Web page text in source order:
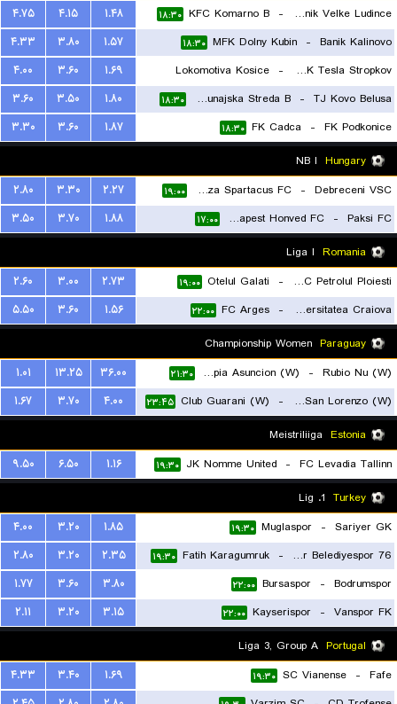
TJ Druzstevnik Velke Ludince
-
KFC Komarno B ۱۸:۳۰ ۱.۴۸ ۴.۱۵
۴.۷۵
Banik Kalinovo
-
MFK Dolny Kubin ۱۸:۳۰ ۱.۵۷ ۳.۸۰
۴.۳۳
MSK Tesla Stropkov
-
Lokomotiva Kosice
۱۸:۳۰
۱.۶۹ ۳.۶۰
۴.۰۰
TJ Kovo Belusa
-
FK Dac 1904 Dunajska Streda B ۱۸:۳۰ ۱.۸۰ ۳.۵۰
۳.۶۰
FK Podkonice
-
FK Cadca ۱۸:۳۰ ۱.۸۷ ۳.۶۰
۳.۳۰
Hungary
Debreceni VSC
-
Nyiregyhaza Spartacus FC ۱۹:۰۰ ۲.۲۷ ۳.۳۰
۲.۸۰
Paksi FC
-
Budapest Honved FC ۱۷:۰۰ ۱.۸۸ ۳.۷۰
۳.۵۰
Romania
SC FC Petrolul Ploiesti
-
Otelul Galati ۱۹:۰۰ ۲.۷۳ ۳.۰۰
۲.۶۰
Universitatea Craiova
-
FC Arges ۲۲:۰۰ ۱.۵۶ ۳.۶۰
۵.۵۰
Paraguay
Rubio Nu (W)
-
Olimpia Asuncion (W) ۲۱:۳۰ ۳۶.۰۰ ۱۳.۲۵
۱.۰۱
Sportivo San Lorenzo (W)
-
Club Guarani (W) ۲۳:۴۵ ۴.۰۰ ۳.۷۰
۱.۶۷
Estonia
FC Levadia Tallinn
-
JK Nomme United ۱۹:۳۰ ۱.۱۶ ۶.۵۰
۹.۵۰
Turkey
Sariyer GK
-
Muglaspor ۱۹:۳۰ ۱.۸۵ ۳.۲۰
۴.۰۰
76 Igdir Belediyespor
-
Fatih Karagumruk ۱۹:۳۰ ۲.۳۵ ۳.۲۰
۲.۸۰
Bodrumspor
-
Bursaspor ۲۲:۰۰ ۳.۸۰ ۳.۶۰
۱.۷۷
Vanspor FK
-
Kayserispor ۲۲:۰۰ ۳.۱۵ ۳.۲۰
۲.۱۱
Portugal
Fafe
-
SC Vianense ۱۹:۳۰ ۱.۶۹ ۳.۴۰
۴.۳۳